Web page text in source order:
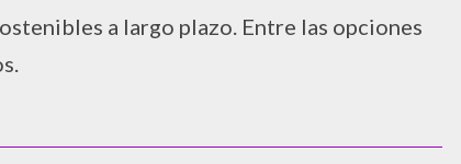
a largo plazo. Entre las opciones